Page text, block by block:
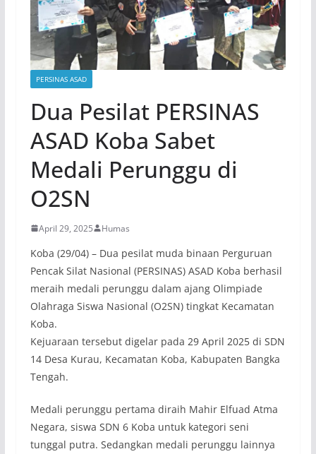
PERSINAS ASAD
Dua Pesilat PERSINAS
ASAD Koba Sabet
Medali Perunggu di
O2SN
April 29, 2025 Humas
Koba (29/04) – Dua pesilat muda binaan Perguruan
Pencak Silat Nasional (PERSINAS) ASAD Koba berhasil
meraih medali perunggu dalam ajang Olimpiade
Olahraga Siswa Nasional (O2SN) tingkat Kecamatan
Koba.
Kejuaraan tersebut digelar pada 29 April 2025 di SDN
14 Desa Kurau, Kecamatan Koba, Kabupaten Bangka
Tengah.
Medali perunggu pertama diraih Mahir Elfuad Atma
Negara, siswa SDN 6 Koba untuk kategori seni
tunggal putra. Sedangkan medali perunggu lainnya